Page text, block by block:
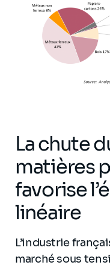
La chute
matières
favorise
linéaire
L’industrie
marché sous